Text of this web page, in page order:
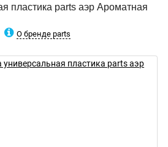
пластика parts аэр Ароматная
О бренде parts